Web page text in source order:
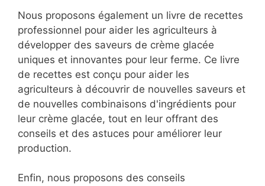
Nous proposons également un livre de recettes
professionnel pour aider les agriculteurs à
développer des saveurs de crème glacée
uniques et innovantes pour leur ferme. Ce livre
de recettes est conçu pour aider les
agriculteurs à découvrir de nouvelles saveurs et
de nouvelles combinaisons d'ingrédients pour
leur crème glacée, tout en leur offrant des
conseils et des astuces pour améliorer leur
production.
Enfin, nous proposons des conseils